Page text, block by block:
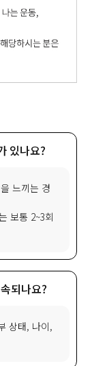
있나요?
느끼는 경
보통 2~3회
되나요?
상태, 나이,